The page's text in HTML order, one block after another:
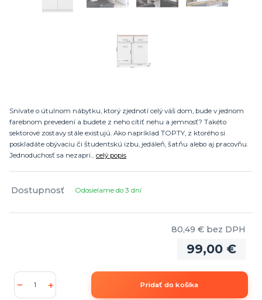
Snívate o útulnom nábytku, ktorý zjednotí celý váš dom, bude v jednom
farebnom prevedení a budete z neho cítiť nehu a jemnosť? Takéto
sektorové zostavy stále existujú. Ako napríklad TOPTY, z ktorého si
poskladáte obývaciu či študentskú izbu, jedáleň, šatňu alebo aj pracovňu.
Jednoduchosť sa nezapri... celý popis
Dostupnosť Odosielame do 3 dní
99,00 €
80,49 € bez DPH
Pridať do košíka